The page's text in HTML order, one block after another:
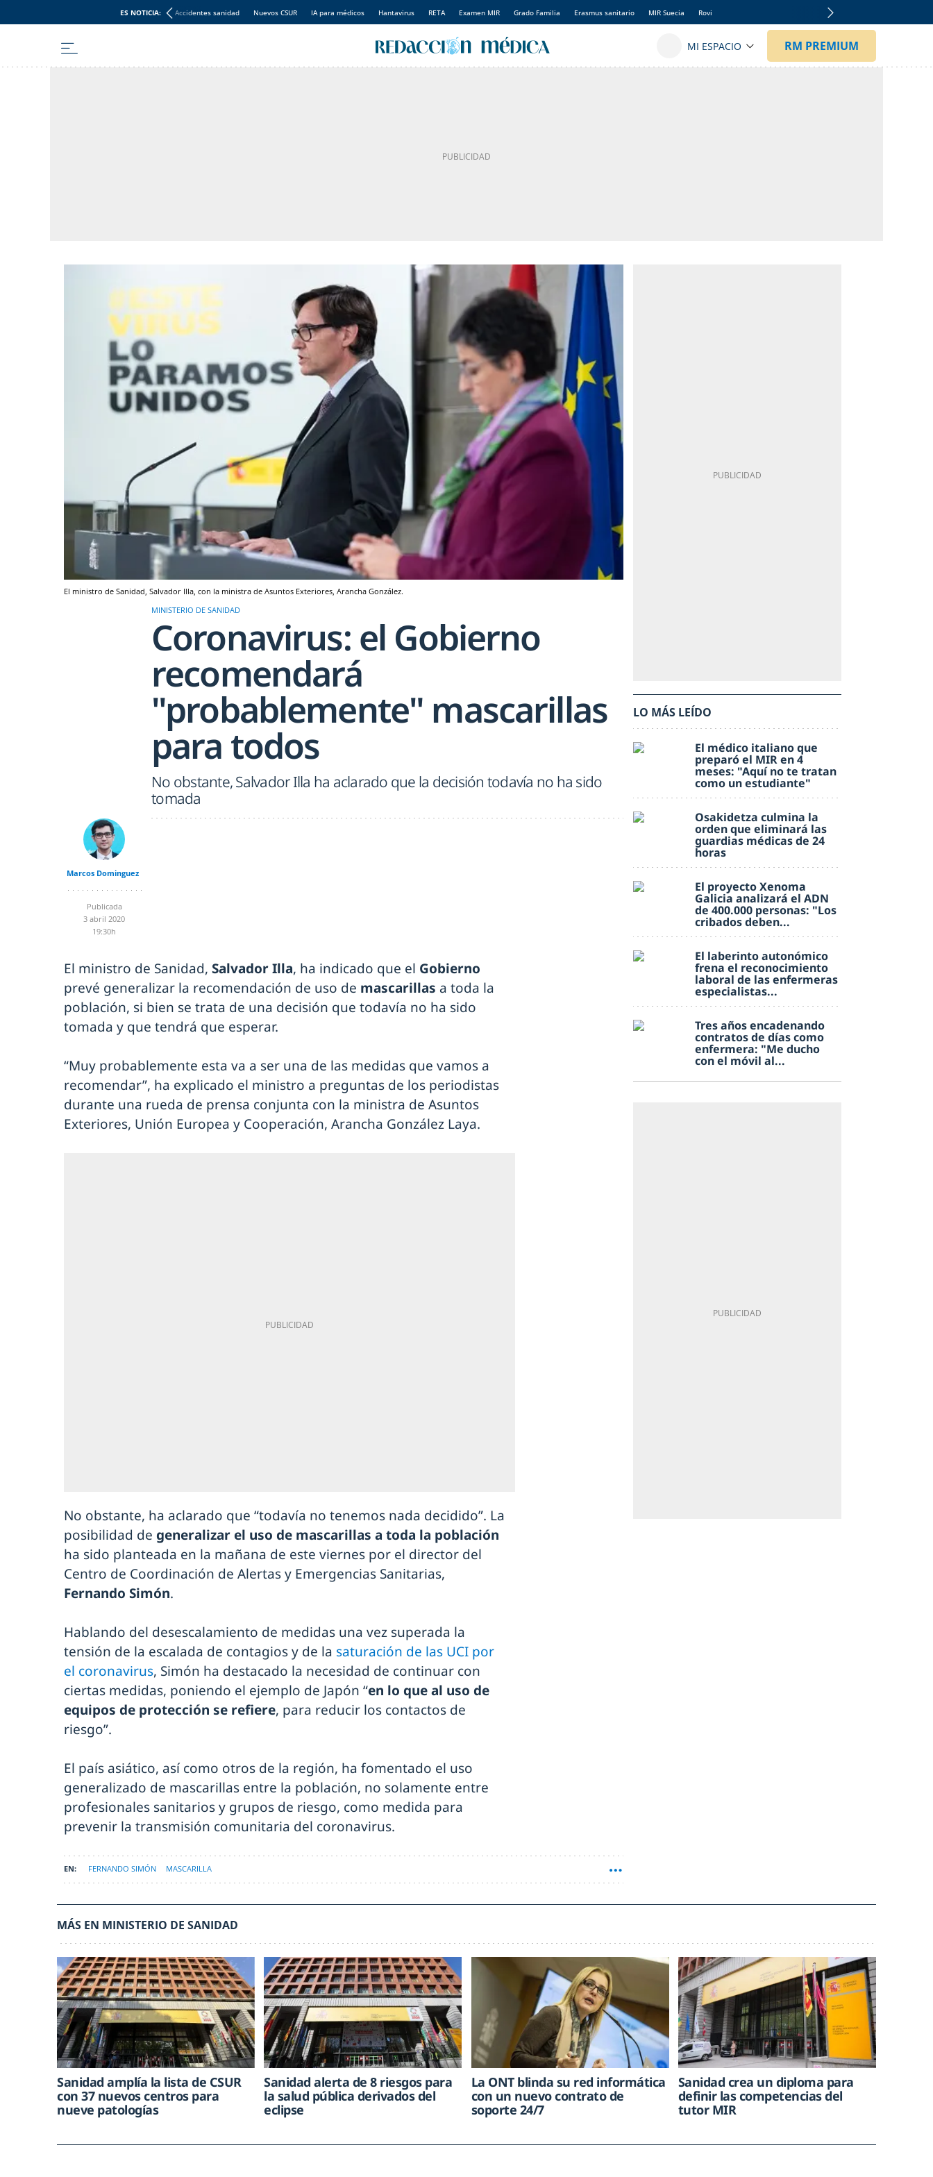
ES NOTICIA: Accidentes sanidad Nuevos CSUR IA para médicos Hantavirus RETA Examen MIR Grado Familia Erasmus sanitario MIR Suecia Rovi
El ministro de Sanidad, Salvador Illa, con la ministra de Asuntos Exteriores, Arancha González.
MINISTERIO DE SANIDAD
Coronavirus: el Gobierno
recomendará
"probablemente" mascarillas
para todos
No obstante, Salvador Illa ha aclarado que la decisión todavía no ha sido
tomada
Marcos Dominguez
Publicada
3 abril 2020
19:30h
El ministro de Sanidad, Salvador Illa, ha indicado que el Gobierno
prevé generalizar la recomendación de uso de mascarillas a toda la
población, si bien se trata de una decisión que todavía no ha sido
tomada y que tendrá que esperar.
“Muy probablemente esta va a ser una de las medidas que vamos a
recomendar”, ha explicado el ministro a preguntas de los periodistas
durante una rueda de prensa conjunta con la ministra de Asuntos
Exteriores, Unión Europea y Cooperación, Arancha González Laya.
No obstante, ha aclarado que “todavía no tenemos nada decidido”. La
posibilidad de generalizar el uso de mascarillas a toda la población
ha sido planteada en la mañana de este viernes por el director del
Centro de Coordinación de Alertas y Emergencias Sanitarias,
Fernando Simón.
Hablando del desescalamiento de medidas una vez superada la
tensión de la escalada de contagios y de la saturación de las UCI por
el coronavirus, Simón ha destacado la necesidad de continuar con
ciertas medidas, poniendo el ejemplo de Japón “en lo que al uso de
equipos de protección se refiere, para reducir los contactos de
riesgo”.
El país asiático, así como otros de la región, ha fomentado el uso
generalizado de mascarillas entre la población, no solamente entre
profesionales sanitarios y grupos de riesgo, como medida para
prevenir la transmisión comunitaria del coronavirus.
FERNANDO SIMÓN MASCARILLA
LO MÁS LEÍDO
El médico italiano que
preparó el MIR en 4
meses: "Aquí no te tratan
como un estudiante"
Osakidetza culmina la
orden que eliminará las
guardias médicas de 24
horas
El proyecto Xenoma
Galicia analizará el ADN
de 400.000 personas: "Los
cribados deben...
El laberinto autonómico
frena el reconocimiento
laboral de las enfermeras
especialistas...
Tres años encadenando
contratos de días como
enfermera: "Me ducho
con el móvil al...
MÁS EN MINISTERIO DE SANIDAD
Sanidad amplía la lista de CSUR
con 37 nuevos centros para
nueve patologías
Sanidad alerta de 8 riesgos para
la salud pública derivados del
eclipse
La ONT blinda su red informática
con un nuevo contrato de
soporte 24/7
Sanidad crea un diploma para
definir las competencias del
tutor MIR